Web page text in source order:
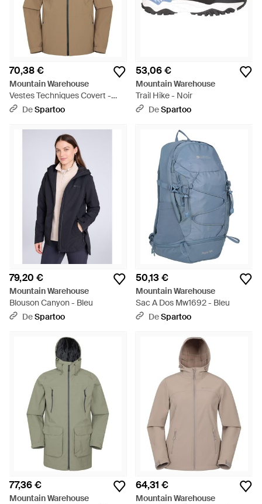
70,38 €
Mountain Warehouse
Vestes Techniques Covert -
Marron
DeSpartoo
53,06 €
Mountain Warehouse
Trail Hike - Noir
DeSpartoo
79,20 €
Mountain Warehouse
Blouson Canyon - Bleu
DeSpartoo
50,13 €
Mountain Warehouse
Sac A Dos Mw1692 - Bleu
DeSpartoo
77,36 €
Mountain Warehouse
64,31 €
Mountain Warehouse